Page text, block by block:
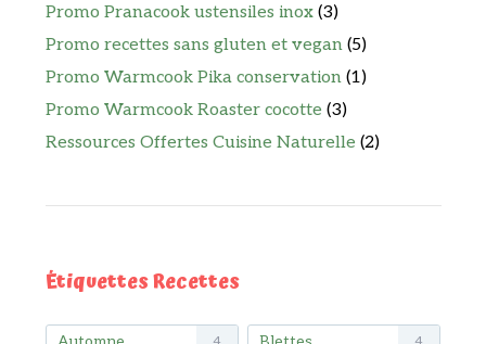
Promo Pranacook ustensiles inox (3)
Promo recettes sans gluten et vegan (5)
Promo Warmcook Pika conservation (1)
Promo Warmcook Roaster cocotte (3)
Ressources Offertes Cuisine Naturelle (2)
Étiquettes Recettes